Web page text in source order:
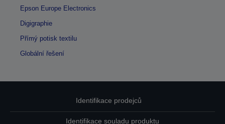
Epson Europe Electronics
Digigraphie
Přímý potisk textilu
Globální řešení
Identifikace prodejců
Identifikace souladu produktu